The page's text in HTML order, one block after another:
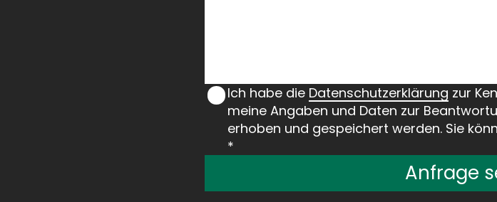
Ich habe die Datenschutzerklärung zur
meine Angaben und Daten zur
erhoben und gespeichert werden. Sie
*
Anfrage